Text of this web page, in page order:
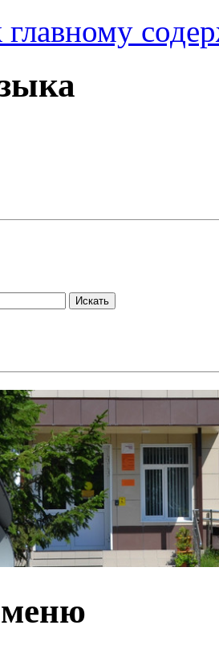
главному
Искать
меню